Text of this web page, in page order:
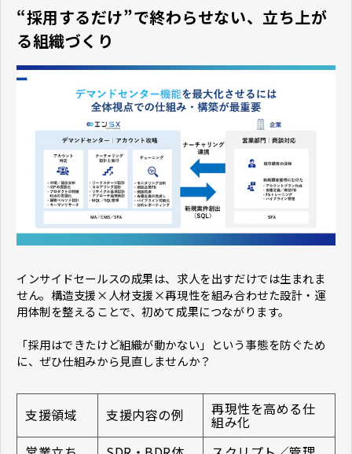
“採用するだけ”で終わらせない、立ち上が
る組織づくり
インサイドセールスの成果は、求人を出すだけでは生まれま
せん。構造支援×人材支援×再現性を組み合わせた設計・運
用体制を整えることで、初めて成果につながります。
「採用はできたけど組織が動かない」という事態を防ぐため
に、ぜひ仕組みから見直しませんか？
支援領域 支援内容の例 再現性を高める仕
組み化